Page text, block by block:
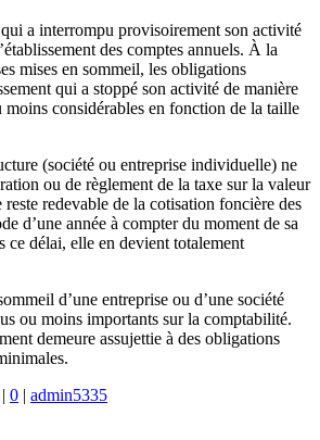
a interrompu provisoirement son activité
des comptes annuels. À la
mises en sommeil, les obligations
qui a stoppé son activité de manière
moins considérables en fonction de la taille
(société ou entreprise individuelle) ne
ou de règlement de la taxe sur la valeur
redevable de la cotisation foncière des
d’une année à compter du moment de sa
ce délai, elle en devient totalement
d’une entreprise ou d’une société
ou moins importants sur la comptabilité.
demeure assujettie à des obligations
| 0 | admin5335